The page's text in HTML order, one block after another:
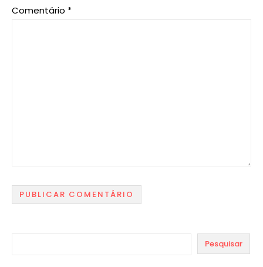
Comentário *
Pesquisar